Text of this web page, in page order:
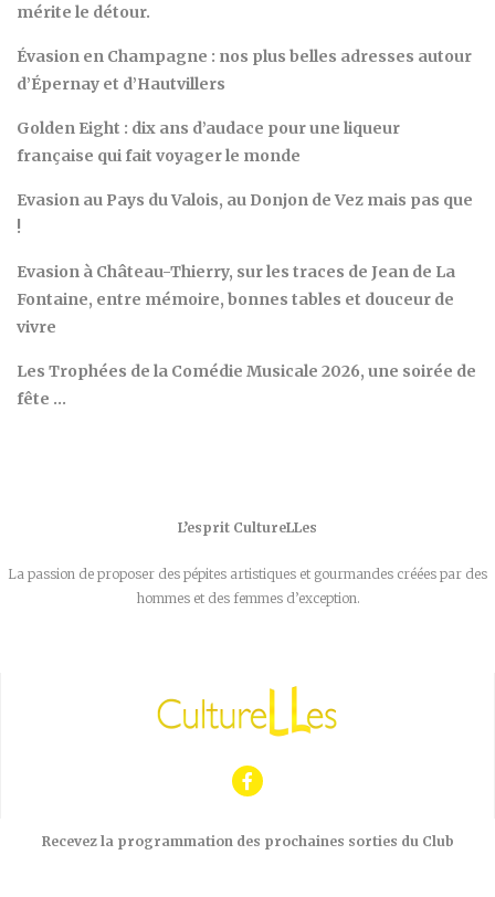
mérite le détour.
Évasion en Champagne : nos plus belles adresses autour
d’Épernay et d’Hautvillers
Golden Eight : dix ans d’audace pour une liqueur
française qui fait voyager le monde
Evasion au Pays du Valois, au Donjon de Vez mais pas que
!
Evasion à Château-Thierry, sur les traces de Jean de La
Fontaine, entre mémoire, bonnes tables et douceur de
vivre
Les Trophées de la Comédie Musicale 2026, une soirée de
fête …
L’esprit CultureLLes
La passion de proposer des pépites artistiques et gourmandes créées par des
hommes et des femmes d’exception.
Recevez la programmation des prochaines sorties du Club